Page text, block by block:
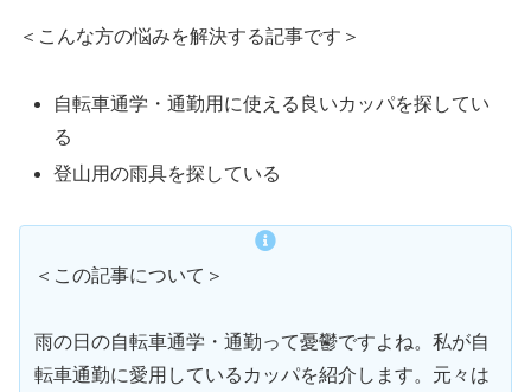
＜こんな方の悩みを解決する記事です＞
自転車通学・通勤用に使える良いカッパを探してい
る
登山用の雨具を探している
＜この記事について＞
雨の日の自転車通学・通勤って憂鬱ですよね。私が自
転車通勤に愛用しているカッパを紹介します。元々は